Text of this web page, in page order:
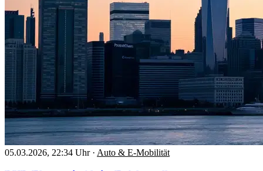
05.03.2026, 22:34 Uhr · Auto & E-Mobilität